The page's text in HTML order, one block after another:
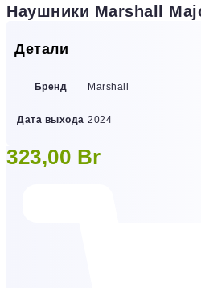
Наушники Marshall
Детали
Бренд Marshall
Дата выхода 2024
323,00 Br